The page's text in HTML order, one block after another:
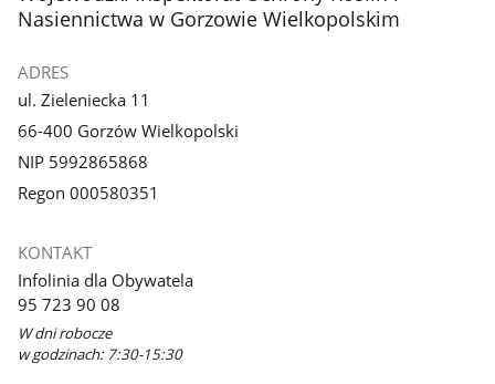
galerii.
Nasiennictwa w Gorzowie Wielkopolskim
ADRES
ul. Zieleniecka 11
66-400 Gorzów Wielkopolski
NIP 5992865868
Regon 000580351
KONTAKT
Infolinia dla Obywatela
95 723 90 08
W dni robocze
w godzinach: 7:30-15:30